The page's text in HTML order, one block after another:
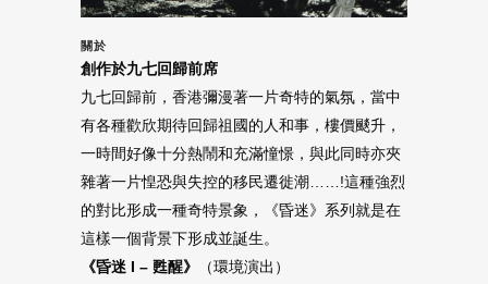
關於
創作於九七回歸前席
九七回歸前，香港彌漫著一片奇特的氣氛，當中
有各種歡欣期待回歸祖國的人和事，樓價颷升，
一時間好像十分熱鬧和充滿憧憬，與此同時亦夾
雜著一片惶恐與失控的移民遷徙潮……!這種強烈
的對比形成一種奇特景象，《昏迷》系列就是在
這樣一個背景下形成並誕生。
《昏迷 I – 甦醒》
（環境演出）